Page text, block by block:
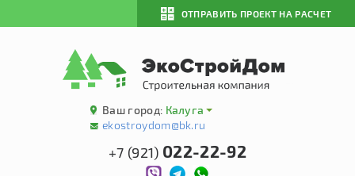
ОТПРАВИТЬ ПРОЕКТ НА РАСЧЕТ
Ваш город: Калуга
ekostroydom@bk.ru
+7 (921) 022-22-92